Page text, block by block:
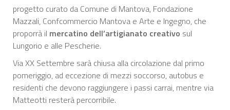
progetto curato da Comune di Mantova, Fondazione
Mazzali, Confcommercio Mantova e Arte e Ingegno, che
proporrà il mercatino dell’artigianato creativo sul
Lungorio e alle Pescherie.
Via XX Settembre sarà chiusa alla circolazione dal primo
pomeriggio, ad eccezione di mezzi soccorso, autobus e
residenti che devono raggiungere i passi carrai, mentre via
Matteotti resterà percorribile.